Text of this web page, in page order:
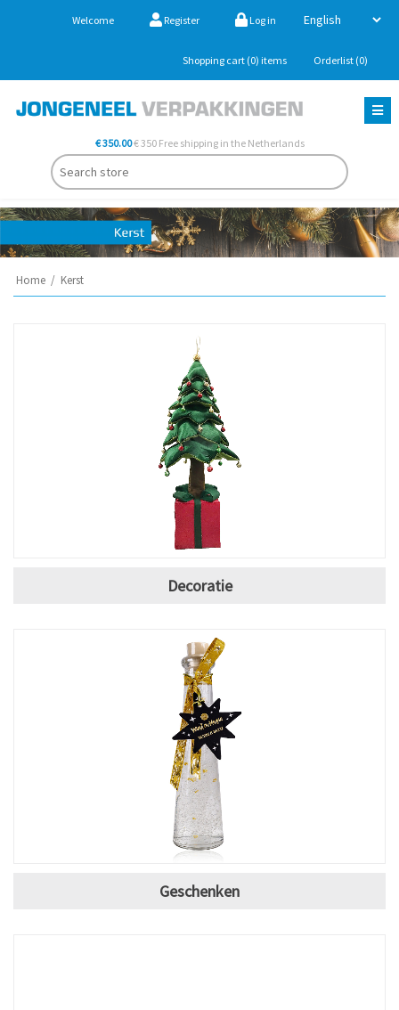
Welcome Register Log in
Shopping cart (0) items Orderlist (0)
€ 350.00€ 350 Free shipping in the Netherlands
Home / Kerst
Decoratie
Geschenken